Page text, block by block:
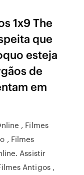
1x9 The
que
esteja
de
em
, Filmes
, Filmes
Assistir
Antigos ,